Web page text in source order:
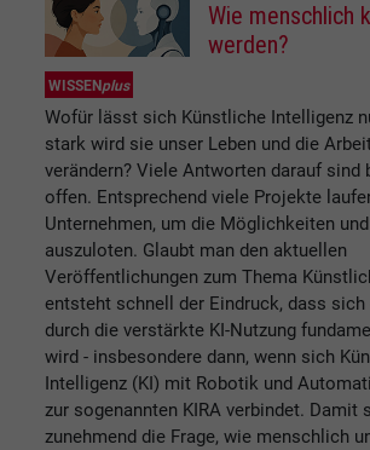
Wie menschlich
werden?
WISSEN plus
Wofür lässt sich Künstliche Intelligenz
stark wird sie unser Leben und die
verändern? Viele Antworten darauf sind
offen. Entsprechend viele Projekte
Unternehmen, um die Möglichkeiten
auszuloten. Glaubt man den aktuellen
Veröffentlichungen zum Thema
entsteht schnell der Eindruck, dass
durch die verstärkte KI-Nutzung
wird - insbesondere dann, wenn sich
Intelligenz (KI) mit Robotik und
zur sogenannten KIRA verbindet. Damit
zunehmend die Frage, wie menschlich